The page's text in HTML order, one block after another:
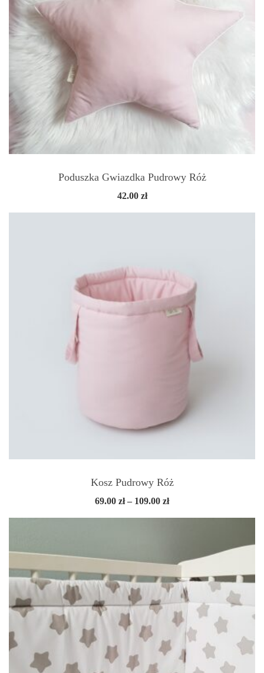
Poduszka Gwiazdka Pudrowy Róż
42.00 zł
Kosz Pudrowy Róż
69.00 zł – 109.00 złZakres
od